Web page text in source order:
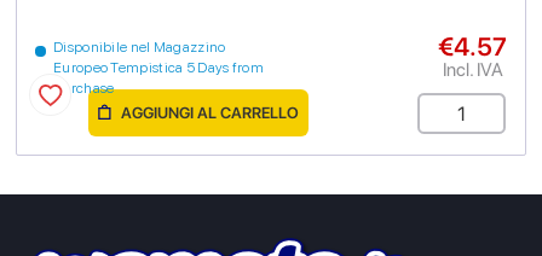
Disponibile nel Magazzino
Europeo Tempistica 5 Days from
purchase
€4.57
Incl. IVA
AGGIUNGI AL CARRELLO